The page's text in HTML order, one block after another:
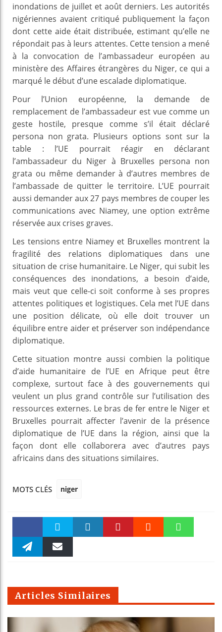
inondations de juillet et août derniers. Les autorités
nigériennes avaient critiqué publiquement la façon
dont cette aide était distribuée, estimant qu’elle ne
répondait pas à leurs attentes. Cette tension a mené
à la convocation de l’ambassadeur européen au
ministère des Affaires étrangères du Niger, ce qui a
marqué le début d’une escalade diplomatique.
Pour l’Union européenne, la demande de
remplacement de l’ambassadeur est vue comme un
geste hostile, presque comme s’il était déclaré
persona non grata. Plusieurs options sont sur la
table : l’UE pourrait réagir en déclarant
l’ambassadeur du Niger à Bruxelles persona non
grata ou même demander à d’autres membres de
l’ambassade de quitter le territoire. L’UE pourrait
aussi demander aux 27 pays membres de couper les
communications avec Niamey, une option extrême
réservée aux crises graves.
Les tensions entre Niamey et Bruxelles montrent la
fragilité des relations diplomatiques dans une
situation de crise humanitaire. Le Niger, qui subit les
conséquences des inondations, a besoin d’aide,
mais veut que celle-ci soit conforme à ses propres
attentes politiques et logistiques. Cela met l’UE dans
une position délicate, où elle doit trouver un
équilibre entre aider et préserver son indépendance
diplomatique.
Cette situation montre aussi combien la politique
d’aide humanitaire de l’UE en Afrique peut être
complexe, surtout face à des gouvernements qui
veulent un plus grand contrôle sur l’utilisation des
ressources externes. Le bras de fer entre le Niger et
Bruxelles pourrait affecter l’avenir de la présence
diplomatique de l’UE dans la région, ainsi que la
façon dont elle collaborera avec d’autres pays
africains dans des situations similaires.
MOTS CLÉS niger
Faceboo Twitter
m
Articles Similaires